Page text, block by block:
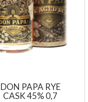
DON PAPA RYE
CASK 45% 0,7